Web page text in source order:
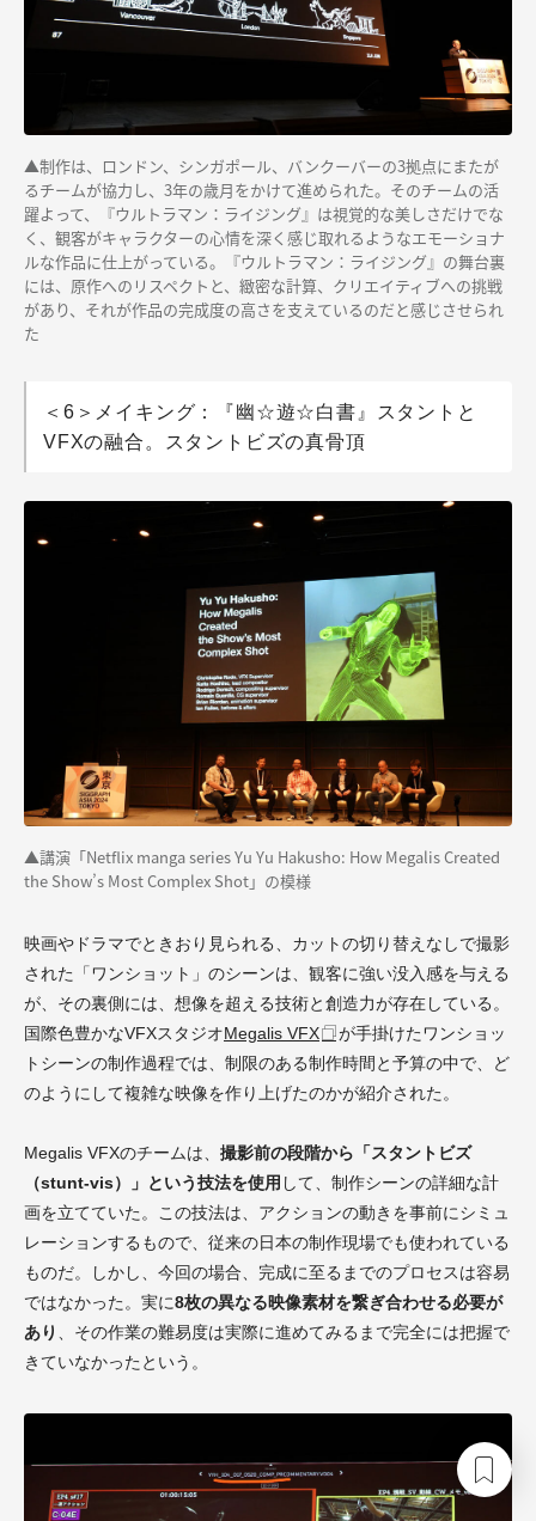
▲制作は、ロンドン、シンガポール、バンクーバーの3拠点にまたが
るチームが協力し、3年の歳月をかけて進められた。そのチームの活
躍よって、『ウルトラマン：ライジング』は視覚的な美しさだけでな
く、観客がキャラクターの心情を深く感じ取れるようなエモーショナ
ルな作品に仕上がっている。『ウルトラマン：ライジング』の舞台裏
には、原作へのリスペクトと、緻密な計算、クリエイティブへの挑戦
があり、それが作品の完成度の高さを支えているのだと感じさせられ
た
＜6＞メイキング：『幽☆遊☆白書』スタントと
VFXの融合。スタントビズの真骨頂
▲講演「Netflix manga series Yu Yu Hakusho: How Megalis Created
the Show’s Most Complex Shot」の模様
映画やドラマでときおり見られる、カットの切り替えなしで撮影
された「ワンショット」のシーンは、観客に強い没入感を与える
が、その裏側には、想像を超える技術と創造力が存在している。
国際色豊かなVFXスタジオMegalis VFX
が手掛けたワンショッ
トシーンの制作過程では、制限のある制作時間と予算の中で、ど
のようにして複雑な映像を作り上げたのかが紹介された。
Megalis VFXのチームは、 撮影前の段階から「スタントビズ
（stunt-vis）」という技法を使用 して、制作シーンの詳細な計
画を立てていた。この技法は、アクションの動きを事前にシミュ
レーションするもので、従来の日本の制作現場でも使われている
ものだ。しかし、今回の場合、完成に至るまでのプロセスは容易
ではなかった。実に8枚の異なる映像素材を繋ぎ合わせる必要が
あり
、その作業の難易度は実際に進めてみるまで完全には把握で
きていなかったという。